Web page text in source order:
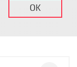
OK